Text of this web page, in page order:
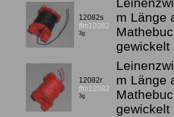
12082s
ffm12082
3g
m Länge
gewickelt
12082r
ffm12082
3g
m Länge
gewickelt